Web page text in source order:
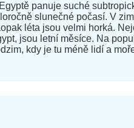
panuje suché
slunečné počasí. V
léta jsou velmi horká.
jsou letní měsíce. Na
kdy je tu méně lidí a